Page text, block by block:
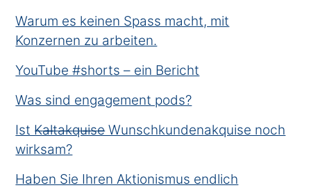
Warum es keinen Spass macht, mit
Konzernen zu arbeiten.
YouTube #shorts – ein Bericht
Was sind engagement pods?
Ist K̶a̶l̶t̶a̶k̶q̶u̶i̶s̶e̶ Wunschkundenakquise noch
wirksam?
Haben Sie Ihren Aktionismus endlich